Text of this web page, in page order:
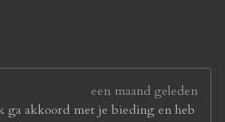
een maand geleden
ga akkoord met je bieding en heb